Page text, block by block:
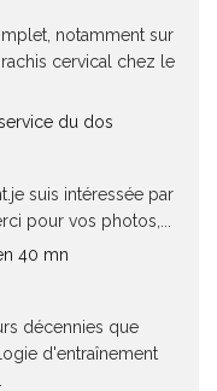
notamment sur
cervical chez le
du dos
suis intéressée par
pour vos photos,...
40 mn
décennies que
d'entraînement